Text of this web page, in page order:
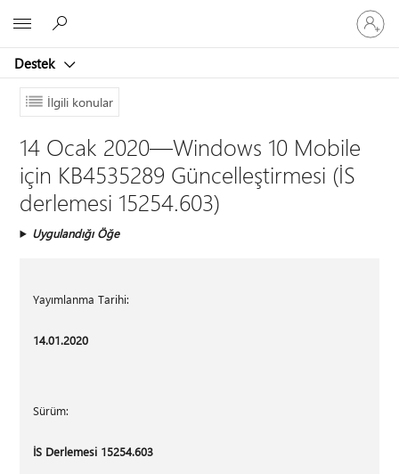
Destek
oturum
açın
İlgili konular
14 Ocak 2020—Windows 10 Mobile
için KB4535289 Güncelleştirmesi (İS
derlemesi 15254.603)
Uygulandığı Öğe
Yayımlanma Tarihi:
14.01.2020
Sürüm:
İS Derlemesi 15254.603